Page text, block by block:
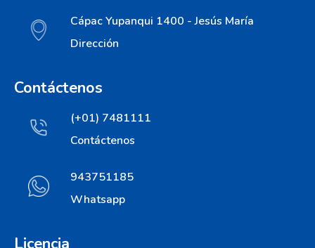
Cápac Yupanqui 1400 - Jesús María
Dirección
Contáctenos
(+01) 7481111
Contáctenos
943751185
Whatsapp
Licencia